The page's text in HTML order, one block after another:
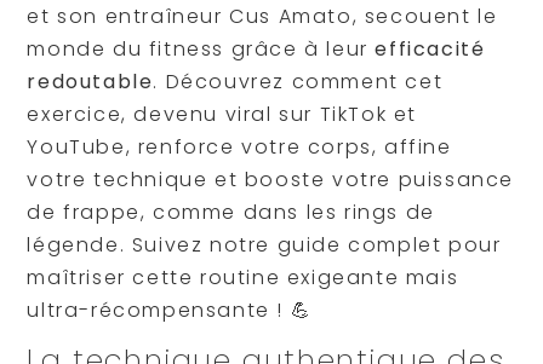
et son entraîneur Cus Amato, secouent le
monde du fitness grâce à leurefficacité
redoutable. Découvrez comment cet
exercice, devenu viral sur TikTok et
YouTube, renforce votre corps, affine
votre technique et booste votre puissance
de frappe, comme dans les rings de
légende. Suivez notre guide complet pour
maîtriser cette routine exigeante mais
ultra-récompensante ! 💪